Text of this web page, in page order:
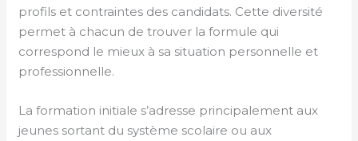
profils et contraintes des candidats. Cette diversité
permet à chacun de trouver la formule qui
correspond le mieux à sa situation personnelle et
professionnelle.
La formation initiale s’adresse principalement aux
jeunes sortant du système scolaire ou aux